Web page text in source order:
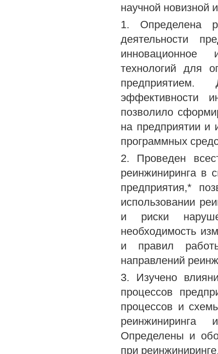
научной новизной
1. Определена
деятельности
инновационное
технологий для
эффективности
позволило
на предприятии и
программных
2. Проведен
реинжиниринга в
предприятия,*
использовании
и риски
необходимость
и правил
направлений
3. Изучено
процессов
процессов и
реинжиниринга
Определены и
при